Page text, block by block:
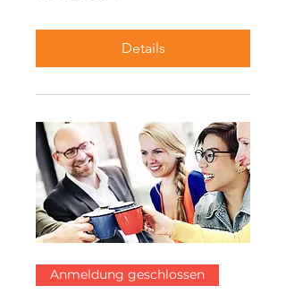
Details
Anmeldung geschlossen